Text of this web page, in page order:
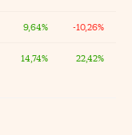
9,64% -10,26%
14,74% 22,42%